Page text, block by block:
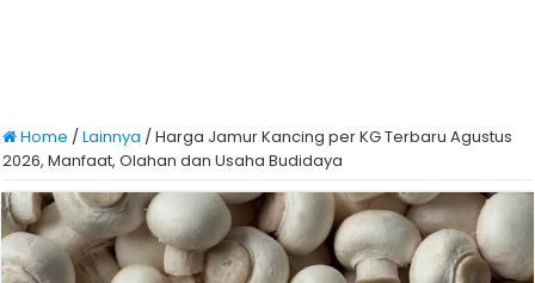
Home /Lainnya /Harga Jamur Kancing per KG Terbaru Agustus
2026, Manfaat, Olahan dan Usaha Budidaya